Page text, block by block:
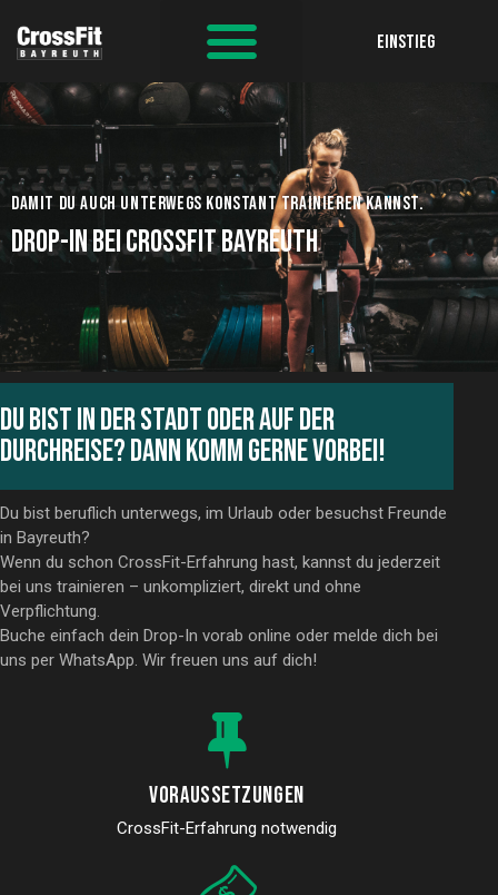
EINSTIEG
DAMIT DU AUCH UNTERWEGS KONSTANT TRAINIEREN KANNST.
DROP-IN BEI CROSSFIT BAYREUTH
DU BIST IN DER STADT ODER AUF DER
DURCHREISE? DANN KOMM GERNE VORBEI!
Du bist beruflich unterwegs, im Urlaub oder besuchst Freunde
in Bayreuth?
Wenn du schon CrossFit-Erfahrung hast, kannst du jederzeit
bei uns trainieren – unkompliziert, direkt und ohne
Verpflichtung.
Buche einfach dein Drop-In vorab online oder melde dich bei
uns per WhatsApp. Wir freuen uns auf dich!
Voraussetzungen
CrossFit-Erfahrung notwendig